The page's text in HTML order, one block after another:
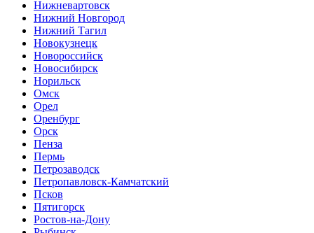
Нижневартовск
Нижний Новгород
Нижний Тагил
Новокузнецк
Новороссийск
Новосибирск
Норильск
Омск
Орел
Оренбург
Орск
Пенза
Пермь
Петрозаводск
Петропавловск-Камчатский
Псков
Пятигорск
Ростов-на-Дону